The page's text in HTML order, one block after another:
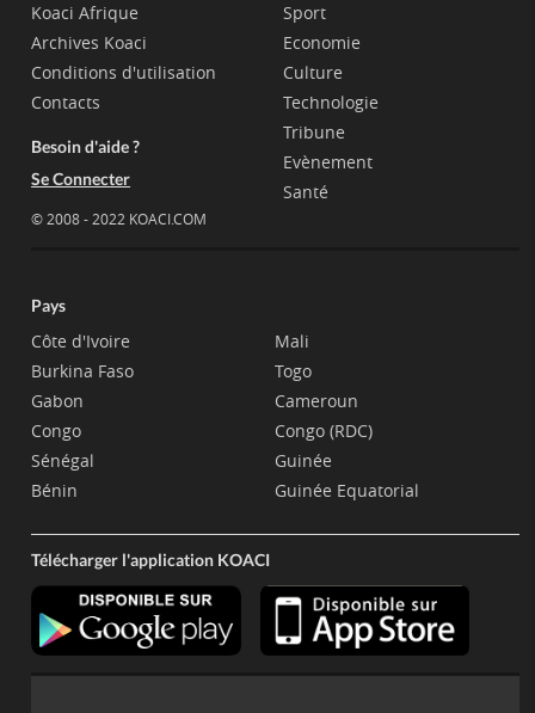
Koaci Afrique
Archives Koaci
Conditions d'utilisation
Contacts
Besoin d'aide ?
Se Connecter
© 2008 - 2022 KOACI.COM
Sport
Economie
Culture
Technologie
Tribune
Evènement
Santé
Pays
Côte d'Ivoire
Burkina Faso
Gabon
Congo
Sénégal
Bénin
Mali
Togo
Cameroun
Congo (RDC)
Guinée
Guinée Equatorial
Télécharger l'application KOACI